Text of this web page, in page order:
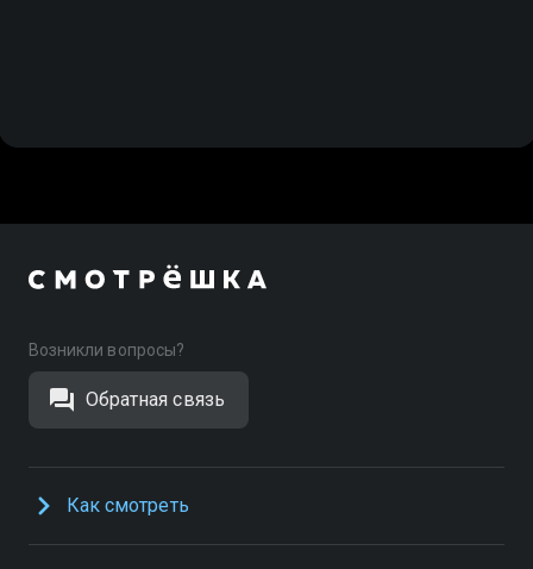
Возникли вопросы?
Обратная связь
Как смотреть